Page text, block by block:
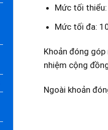
Mức tối
Mức tối đa:
Khoản đóng
nhiệm cộng
Ngoài khoản